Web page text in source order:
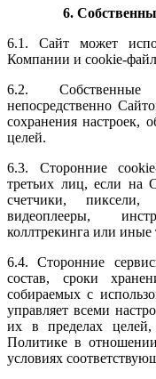
6.
6.1. Сайт может
Компании и cookie-
6.2. Собственные
непосредственно
сохранения настроек,
целей.
6.3. Сторонние
третьих лиц, если на
счетчики,
видеоплееры,
коллтрекинга или иные
6.4. Сторонние
состав, сроки
собираемых с
управляет всеми
их в пределах
Политике в
условиях